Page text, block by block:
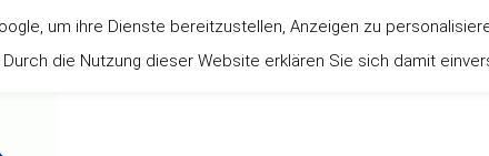
um ihre Dienste bereitzustellen, Anzeigen zu
die Nutzung dieser Website erklären Sie sich damit